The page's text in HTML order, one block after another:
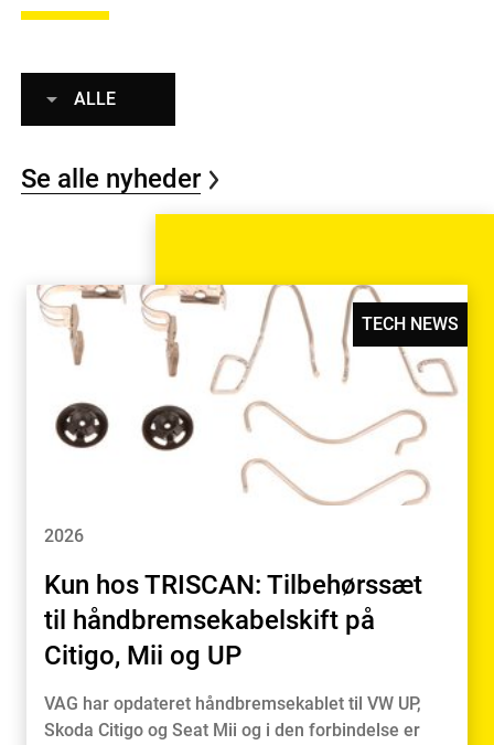
ALLE
Se alle nyheder
TECH NEWS
2026
Kun hos TRISCAN: Tilbehørssæt
til håndbremsekabelskift på
Citigo, Mii og UP
VAG har opdateret håndbremsekablet til VW UP,
Skoda Citigo og Seat Mii og i den forbindelse er